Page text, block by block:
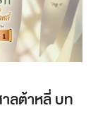
ลต้าหลี่ บท